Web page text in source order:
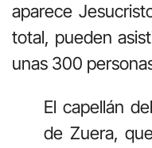
aparece
total, pueden
unas 300
El capellán
de Zuera,